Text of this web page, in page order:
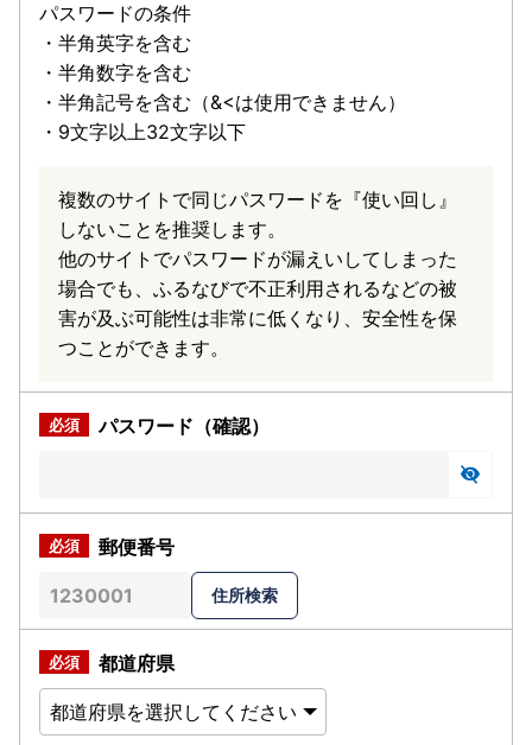
パスワードの条件
・半角英字を含む
・半角数字を含む
・半角記号を含む（&<は使用できません）
・9文字以上32文字以下
複数のサイトで同じパスワードを『使い回し』
しないことを推奨します。
他のサイトでパスワードが漏えいしてしまった
場合でも、ふるなびで不正利用されるなどの被
害が及ぶ可能性は非常に低くなり、安全性を保
つことができます。
パスワード（確認）
郵便番号
都道府県